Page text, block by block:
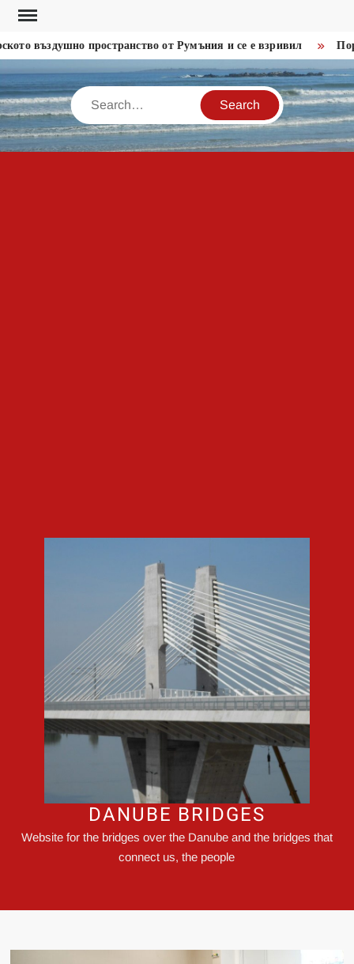
Skip
content
въздушно пространство от Румъния и се е взривил
Search
DANUBE BRIDGES
Website for the bridges over the Danube and the bridges that
connect us, the people